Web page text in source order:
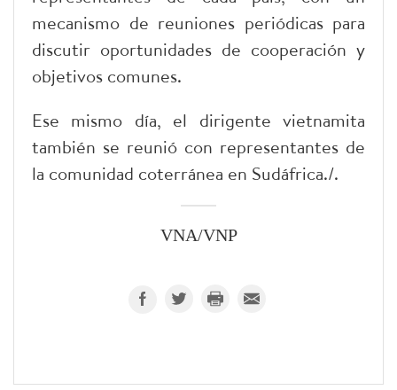
mecanismo de reuniones periódicas para
discutir oportunidades de cooperación y
objetivos comunes.
Ese mismo día, el dirigente vietnamita
también se reunió con representantes de
la comunidad coterránea en Sudáfrica./.
VNA/VNP